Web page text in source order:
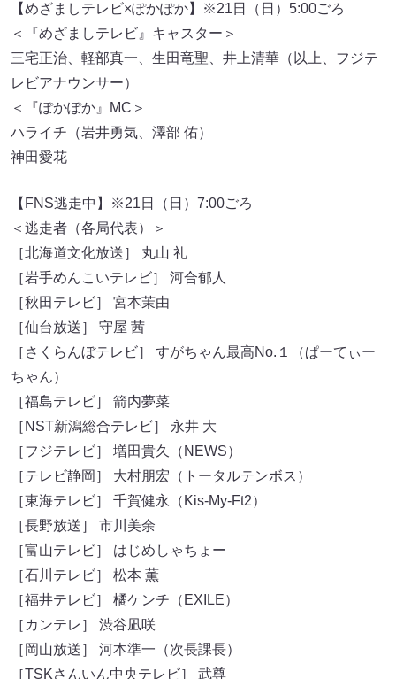
【めざましテレビ×ぽかぽか】※21日（日）5:00ごろ
＜『めざましテレビ』キャスター＞
三宅正治、軽部真一、生田竜聖、井上清華（以上、フジテ
レビアナウンサー）
＜『ぽかぽか』MC＞
ハライチ（岩井勇気、澤部 佑）
神田愛花
【FNS逃走中】※21日（日）7:00ごろ
＜逃走者（各局代表）＞
［北海道文化放送］ 丸山 礼
［岩手めんこいテレビ］ 河合郁人
［秋田テレビ］ 宮本茉由
［仙台放送］ 守屋 茜
［さくらんぼテレビ］ すがちゃん最高No.１（ぱーてぃー
ちゃん）
［福島テレビ］ 箭内夢菜
［NST新潟総合テレビ］ 永井 大
［フジテレビ］ 増田貴久（NEWS）
［テレビ静岡］ 大村朋宏（トータルテンボス）
［東海テレビ］ 千賀健永（Kis-My-Ft2）
［長野放送］ 市川美余
［富山テレビ］ はじめしゃちょー
［石川テレビ］ 松本 薫
［福井テレビ］ 橘ケンチ（EXILE）
［カンテレ］ 渋谷凪咲
［岡山放送］ 河本準一（次長課長）
［TSKさんいん中央テレビ］ 武尊